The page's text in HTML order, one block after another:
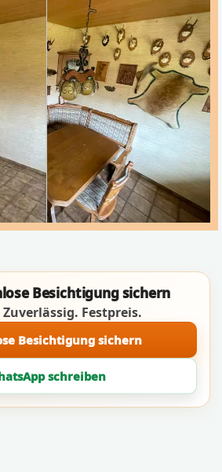
Besichtigung sichern
Festpreis.
Besichtigung sichern
schreiben